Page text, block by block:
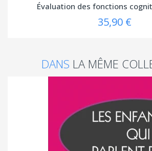
Évaluation des fonctions
35,90 €
DANS LA MÊME